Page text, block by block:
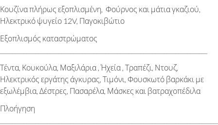
Κουζίνα πλήρως εξοπλισμένη, Φούρνος και μάτια γκαζιού,
Ηλεκτρικό ψυγείο 12V, Παγοκιβώτιο
Εξοπλισμός καταστρώματος
Τέντα, Κουκούλα, Μαξιλάρια , Ήχεία , Τραπέζι, Ντουζ,
Ηλεκτρικός εργάτης άγκυρας, Τιμόνι, Φουσκωτό βαρκάκι με
εξωλέμβια, Δέστρες, Πασαρέλα, Μάσκες και βατραχοπέδιλα
Πλοήγηση